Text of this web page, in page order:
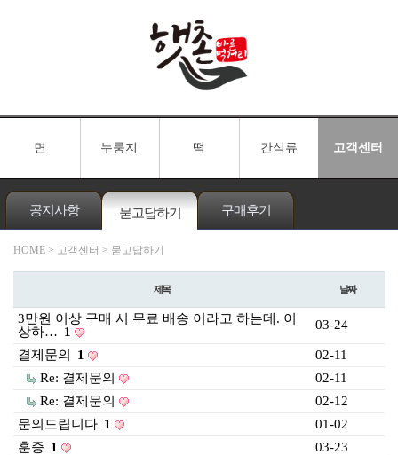
면 누룽지 떡 간식류 고객센터
공지사항 묻고답하기 구매후기
HOME > 고객센터 > 묻고답하기
제목 날짜
3만원 이상 구매 시 무료 배송 이라고 하는데. 이
상하… 1 03-24
결제문의 1
02-11
Re: 결제문의
02-11
Re: 결제문의
02-12
문의드립니다 1
01-02
훈증 1
03-23